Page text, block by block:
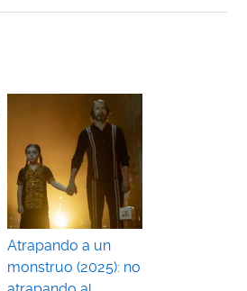
Atrapando a un
monstruo (2025): no